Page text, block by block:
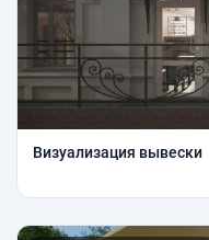
Визуализация вывески